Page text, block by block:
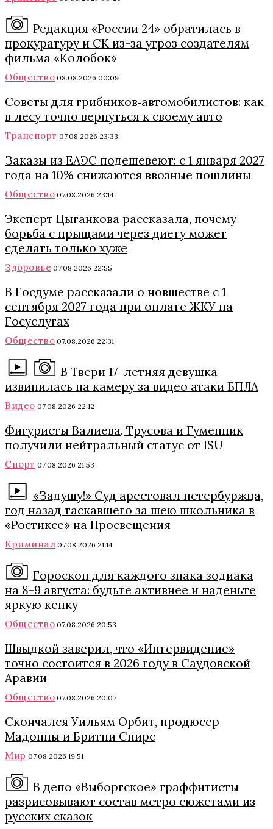
Редакция «России 24» обратилась в
прокуратуру и СК из-за угроз создателям
фильма «Колобок»
Общество 08.08.2026 00:09
Советы для грибников‑автомобилистов: как
в лесу точно вернуться к своему авто
Транспорт 07.08.2026 23:33
Заказы из ЕАЭС подешевеют: с 1 января 2027
года на 10% снижаются ввозные пошлины
Общество 07.08.2026 23:14
Эксперт Цыганкова рассказала, почему
борьба с прыщами через диету может
сделать только хуже
Здоровье 07.08.2026 22:55
В Госдуме рассказали о новшестве с 1
сентября 2027 года при оплате ЖКУ на
Госуслугах
Общество 07.08.2026 22:31
В Твери 17-летняя девушка
извинилась на камеру за видео атаки БПЛА
Видео 07.08.2026 22:12
Фигуристы Валиева, Трусова и Гуменник
получили нейтральный статус от ISU
Спорт 07.08.2026 21:53
«Задушу!» Суд арестовал петербуржца,
год назад таскавшего за шею школьника в
«Ростиксе» на Просвещения
Криминал 07.08.2026 21:14
Гороскоп для каждого знака зодиака
на 8-9 августа: будьте активнее и наденьте
яркую кепку
Общество 07.08.2026 20:53
Швыдкой заверил, что «Интервидение»
точно состоится в 2026 году в Саудовской
Аравии
Общество 07.08.2026 20:07
Скончался Уильям Орбит, продюсер
Мадонны и Бритни Спирс
Мир 07.08.2026 19:51
В депо «Выборгское» граффитисты
разрисовывают состав метро сюжетами из
русских сказок